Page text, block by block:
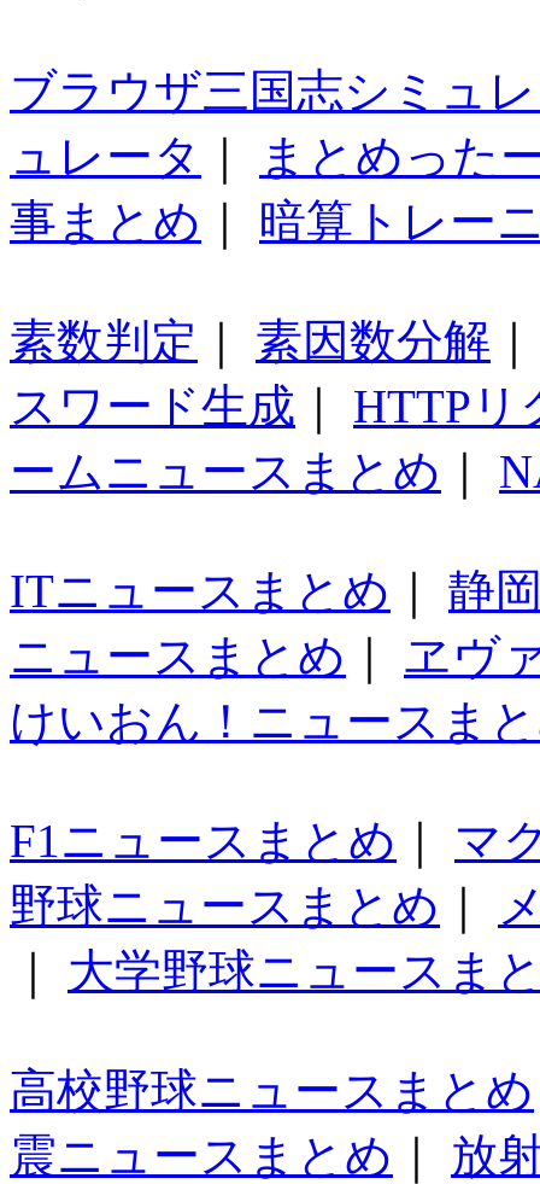
ブラウザ三国志シミュ
ュレータ
まとめった
事まとめ
暗算トレー
素数判定 素因数分解
スワード生成
HTTPリ
ームニュースまとめ
ITニュースまとめ
静
ニュースまとめ
ヱヴ
けいおん！ニュースま
F1ニュースまとめ
マ
野球ニュースまとめ
大学野球ニュースま
高校野球ニュースまとめ
震ニュースまとめ
放